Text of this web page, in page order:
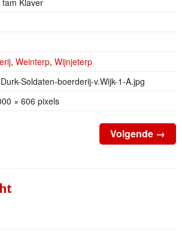
fam Klaver
, Weinterp, Wijnjeterp
Soldaten-boerderij-v.Wijk-1-A.jpg
× 606 pixels
Volgende →